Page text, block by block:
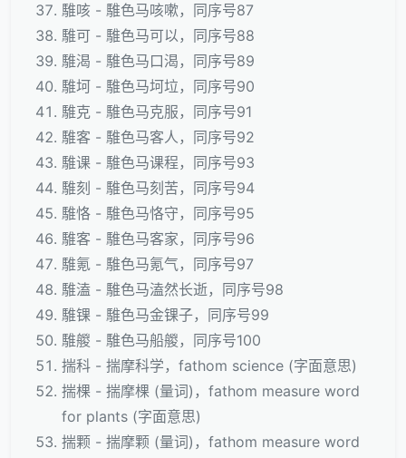
騅咳 - 騅色马咳嗽，同序号87
騅可 - 騅色马可以，同序号88
騅渴 - 騅色马口渴，同序号89
騅坷 - 騅色马坷垃，同序号90
騅克 - 騅色马克服，同序号91
騅客 - 騅色马客人，同序号92
騅课 - 騅色马课程，同序号93
騅刻 - 騅色马刻苦，同序号94
騅恪 - 騅色马恪守，同序号95
騅客 - 騅色马客家，同序号96
騅氪 - 騅色马氪气，同序号97
騅溘 - 騅色马溘然长逝，同序号98
騅锞 - 騅色马金锞子，同序号99
騅艐 - 騅色马船艐，同序号100
揣科 - 揣摩科学，fathom science (字面意思)
揣棵 - 揣摩棵 (量词)，fathom measure word
for plants (字面意思)
揣颗 - 揣摩颗 (量词)，fathom measure word